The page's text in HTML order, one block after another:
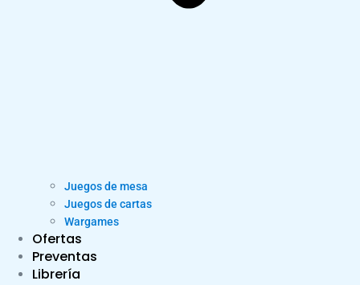
Juegos de mesa
Juegos de cartas
Wargames
Ofertas
Preventas
Librería